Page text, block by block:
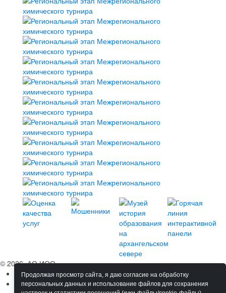
© 2026, АО ИОО
Сведения об ОО
Обучение
Продолжая просмотр сайта, я даю согласие на обработку
персональных данных и использование файлов для сохранения